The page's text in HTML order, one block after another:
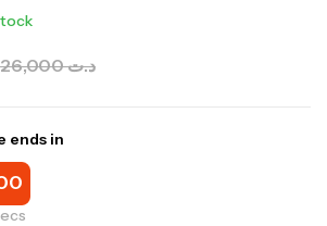
د.ت26,000
ends in